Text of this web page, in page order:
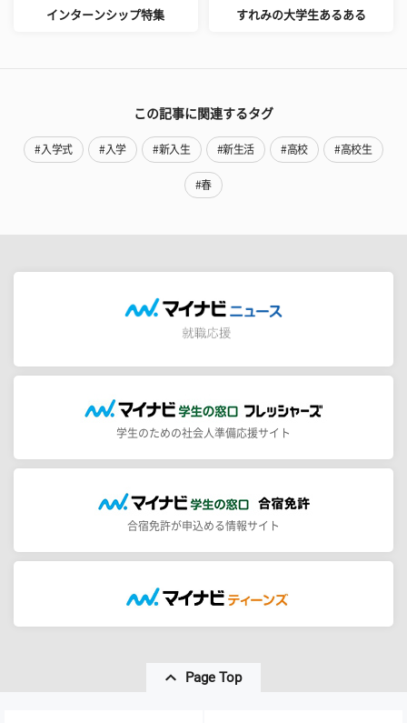
インターンシップ特集 すれみの大学生あるある
この記事に関連するタグ
#入学式 #入学 #新入生 #新生活 #高校 #高校生
#春
学生のための社会人準備応援サイト
合宿免許が申込める情報サイト
Page Top